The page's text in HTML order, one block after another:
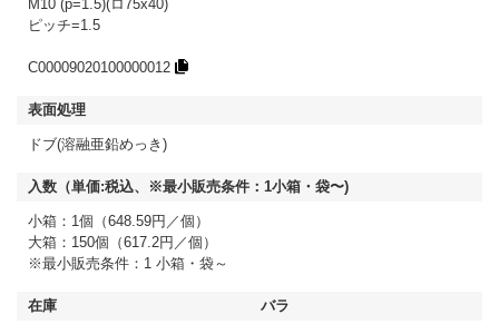
M10 (p=1.5)(ロ75x40)
ピッチ=1.5
C00009020100000012
ドブ(溶融亜鉛めっき)
小箱：1個（648.59円／個）
大箱：150個（617.2円／個）
※最小販売条件：1 小箱・袋～